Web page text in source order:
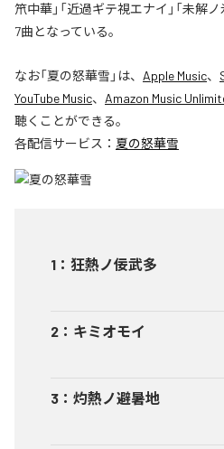
笊中華」「近過ギテ視エナイ」「未解ノ
7曲となっている。
なお「夏の怒華雪 」は、 Apple Music、
YouTube Music、 Amazon Music
聴くことができる。
各配信サービス： 夏の怒華雪
1 ： 狂熱ノ佞武多
2 ： キミオモイ
3 ： 灼熱ノ避暑地